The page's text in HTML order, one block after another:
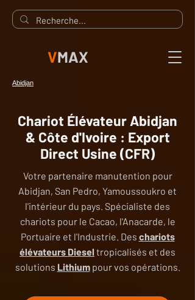
VMAX
Abidjan
Chariot Élévateur Abidjan
& Côte d'Ivoire : Export
Direct Usine (CFR)
Votre partenaire manutention pour
Abidjan, San Pedro, Yamoussoukro et
l'intérieur du pays. Spécialiste des
chariots pour le Cacao, l'Anacarde, le
Portuaire et l'Industrie. Des chariots
élévateurs Diesel tropicalisés et des
solutions Lithium pour vos opérations.